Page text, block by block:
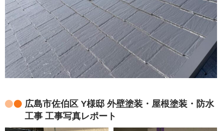
広島市佐伯区 Y様邸 外壁塗装・屋根塗装・防水
工事 工事写真レポート